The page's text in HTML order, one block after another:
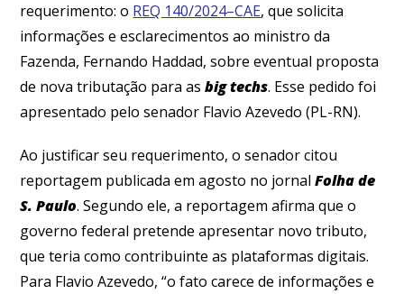
requerimento: o REQ 140/2024–CAE, que solicita
informações e esclarecimentos ao ministro da
Fazenda, Fernando Haddad, sobre eventual proposta
de nova tributação para asbig techs. Esse pedido foi
apresentado pelo senador Flavio Azevedo (PL-RN).
Ao justificar seu requerimento, o senador citou
reportagem publicada em agosto no jornalFolha de
S. Paulo. Segundo ele, a reportagem afirma que o
governo federal pretende apresentar novo tributo,
que teria como contribuinte as plataformas digitais.
Para Flavio Azevedo, “o fato carece de informações e